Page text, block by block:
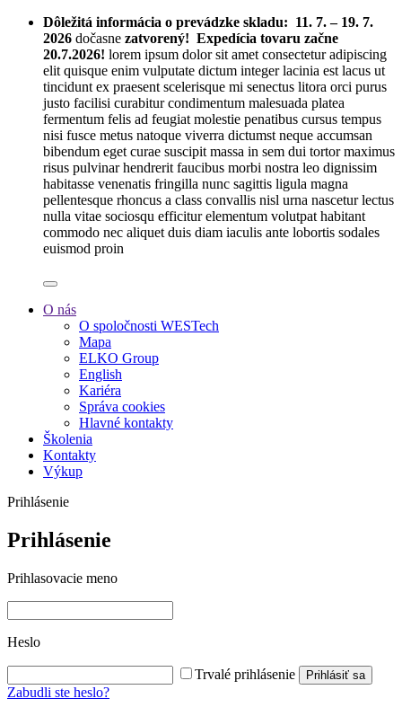
Dôležitá informácia o prevádzke skladu: 11. 7. – 19. 7.
2026 dočasne zatvorený! Expedícia tovaru začne
20.7.2026! lorem ipsum dolor sit amet consectetur adipiscing
elit quisque enim vulputate dictum integer lacinia est lacus ut
tincidunt ex praesent scelerisque mi senectus litora orci purus
justo facilisi curabitur condimentum malesuada platea
fermentum felis ad feugiat molestie penatibus cursus tempus
nisi fusce metus natoque viverra dictumst neque accumsan
bibendum eget curae suscipit massa in sem dui tortor maximus
risus pulvinar hendrerit faucibus morbi nostra leo dignissim
habitasse venenatis fringilla nunc sagittis ligula magna
pellentesque rhoncus a class convallis nisl urna nascetur lectus
nulla vitae sociosqu efficitur elementum volutpat habitant
commodo nec aliquet duis diam iaculis ante lobortis sodales
euismod proin
O nás
O spoločnosti WESTech
Mapa
ELKO Group
English
Kariéra
Správa cookies
Hlavné kontakty
Školenia
Kontakty
Výkup
Prihlásenie
Prihlásenie
Prihlasovacie meno
Heslo
Trvalé prihlásenie Prihlásiť sa
Zabudli ste heslo?